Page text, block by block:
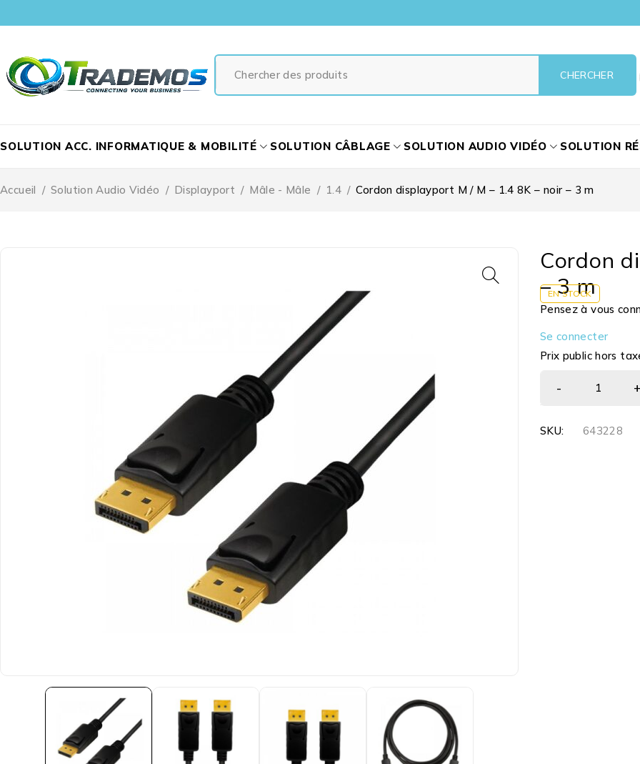
SOLUTION ACC. INFORMATIQUE & MOBILITÉ SOLUTION CÂBLAGE SOLUTION AUDIO VIDÉO SOLUTION
Accueil / Solution Audio Vidéo / Displayport / Mâle - Mâle / 1.4 / Cordon displayport M / M – 1.4 8K – noir – 3 m
Cordon
– 3 m
EN STOCK
Pensez à vous
Se connecter
Prix public hors
SKU: 643228